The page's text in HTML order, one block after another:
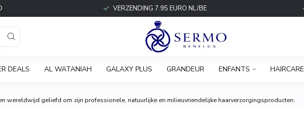
VERZENDING 7.95 EURO NL/BE
DEALS AL WATANIAH GALAXY PLUS GRANDEUR ENFANTS HAIRCARE
wereldwijd geliefd om zijn professionele, natuurlijke en milieuvriendelijke haarverzorgingsproducten.